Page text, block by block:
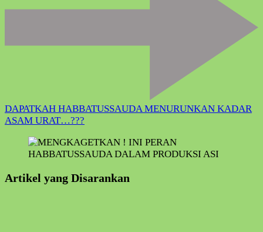
DAPATKAH HABBATUSSAUDA MENURUNKAN KADAR
ASAM URAT…???
Artikel yang Disarankan